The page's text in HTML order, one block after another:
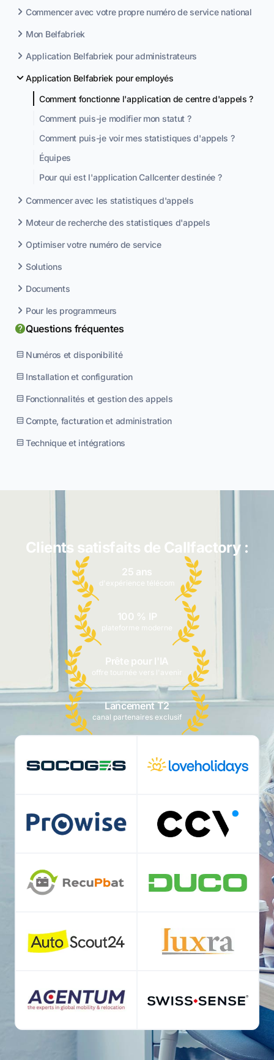
Commencer avec votre propre numéro de service national
Mon Belfabriek
Application Belfabriek pour administrateurs
Application Belfabriek pour employés
Comment fonctionne l'application de centre d'appels ?
Comment puis-je modifier mon statut ?
Comment puis-je voir mes statistiques d'appels ?
Équipes
Pour qui est l'application Callcenter destinée ?
Commencer avec les statistiques d'appels
Moteur de recherche des statistiques d'appels
Optimiser votre numéro de service
Solutions
Documents
Pour les programmeurs
Questions fréquentes
Numéros et disponibilité
Installation et configuration
Fonctionnalités et gestion des appels
Compte, facturation et administration
Technique et intégrations
Clients satisfaits de Callfactory :
25 ans
d'expérience télécom
100 % IP
plateforme moderne
Prête pour l'IA
offre tournée vers l'avenir
Lancement T2
canal partenaires exclusif